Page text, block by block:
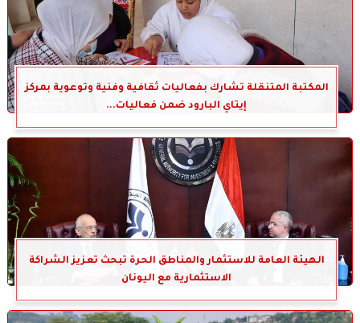
المكتبة المتنقلة تشارك بفعاليات ثقافية وفنية وتوعوية بمركز
إيتاي البارود ضمن فعاليات...
الهيئة العامة للاستثمار والمناطق الحرة تبحث تعزيز الشراكة
الاستثمارية مع اليونان